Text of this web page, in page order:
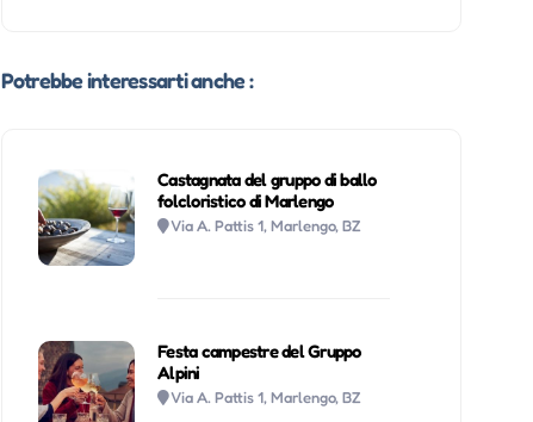
Potrebbe interessarti anche :
Castagnata del gruppo di ballo
folcloristico di Marlengo
Via A. Pattis 1, Marlengo, BZ
Festa campestre del Gruppo
Alpini
Via A. Pattis 1, Marlengo, BZ